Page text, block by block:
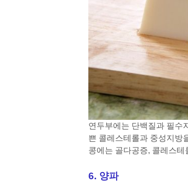
연두부에는 단백질과 필수
쁜 콜레스테롤과 중성지방
콩에는 골다공증, 콜레스
6. 양파